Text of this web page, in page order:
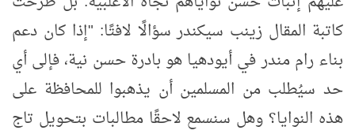
كاتبة المقال زينب سيكندر سؤالًا لافتًا: "إذا كان دعم
بناء رام مندر في أيودهيا هو بادرة حسن نية، فإلى أي
حد سيُطلب من المسلمين أن يذهبوا للمحافظة على
هذه النوايا؟ وهل سنسمع لاحقًا مطالبات بتحويل تاج